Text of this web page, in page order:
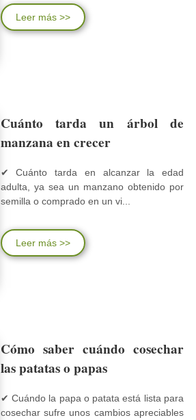
Leer más >>
Cuánto tarda un árbol de
manzana en crecer
✔ Cuánto tarda en alcanzar la edad
adulta, ya sea un manzano obtenido por
semilla o comprado en un vi...
Leer más >>
Cómo saber cuándo cosechar
las patatas o papas
✔ Cuándo la papa o patata está lista para
cosechar sufre unos cambios apreciables